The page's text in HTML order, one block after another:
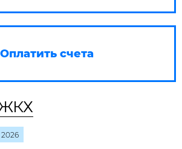
Оплатить счета
2026